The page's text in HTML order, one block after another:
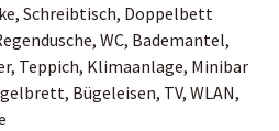
Schreibtisch, Doppelbett
WC, Bademantel,
Teppich, Klimaanlage, Minibar
Bügeleisen, TV, WLAN,